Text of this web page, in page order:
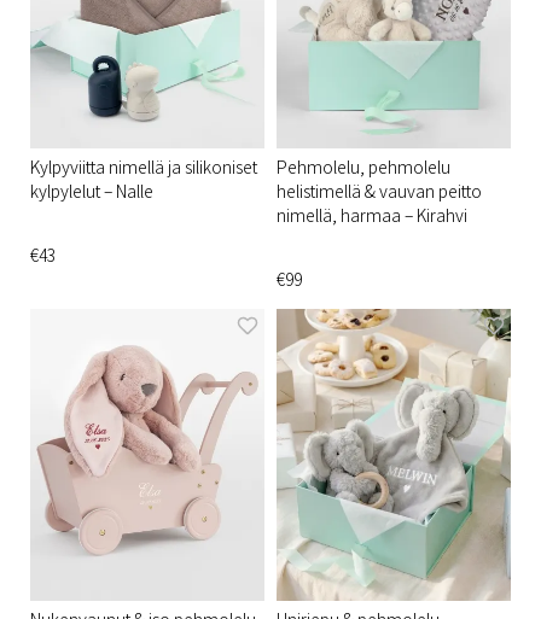
Kylpyviitta nimellä ja silikoniset
kylpylelut – Nalle
€43
Pehmolelu, pehmolelu
helistimellä & vauvan peitto
nimellä, harmaa – Kirahvi
€99